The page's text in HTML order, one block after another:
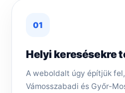
01
Helyi keresésekre
A weboldalt úgy építjük
Vámosszabadi és Győr-